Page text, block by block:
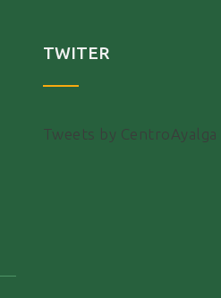
TWITER
Tweets by CentroAyalga